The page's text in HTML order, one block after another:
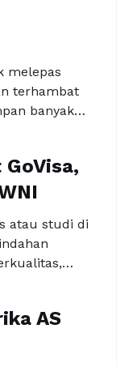
melepas
terhambat
banyak
berkesan
dan
atau studi di
Swiss.
termasuk
AS